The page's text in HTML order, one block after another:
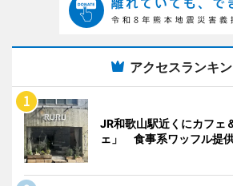
アクセスランキ
JR和歌山駅近くにカフェ
ェ」 食事系ワッフル提